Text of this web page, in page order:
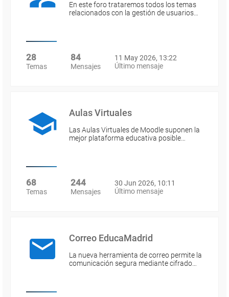
En este foro trataremos todos los temas
relacionados con la gestión de usuarios…
28
Temas
84
Mensajes
11 May 2026, 13:22
Último mensaje
Aulas Virtuales
Las Aulas Virtuales de Moodle suponen la
mejor plataforma educativa posible…
68
Temas
244
Mensajes
30 Jun 2026, 10:11
Último mensaje
Correo EducaMadrid
La nueva herramienta de correo permite la
comunicación segura mediante cifrado…